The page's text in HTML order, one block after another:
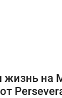
жизнь на